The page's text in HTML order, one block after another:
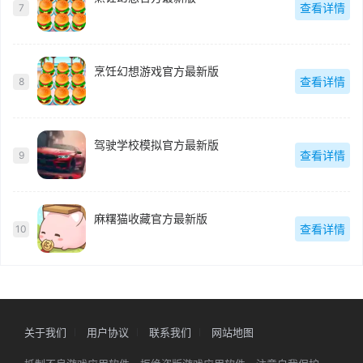
7 查看详情
8
烹饪幻想游戏官方最新版
查看详情
9
驾驶学校模拟官方最新版
查看详情
10
麻糬猫收藏官方最新版
查看详情
关于我们 用户协议 联系我们 网站地图